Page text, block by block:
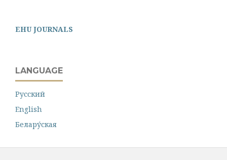
EHU JOURNALS
LANGUAGE
Русский
English
Белару́ская